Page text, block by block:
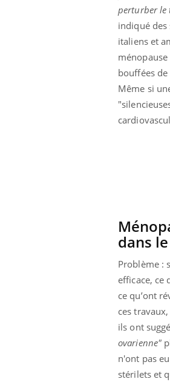
perturber le
indiqué
italiens et
bouffées
Même si
dans
Problème :
efficace, ce
ce qu’ont
ces
ils ont
ovarienne"
n'ont pas
stérilets et